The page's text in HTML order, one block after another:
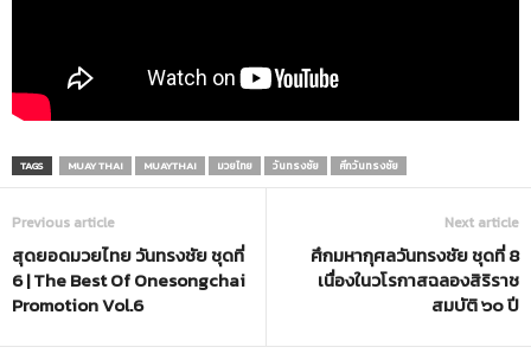
TAGS MUAY THAI MUAYTHAI มวยไทย วันทรงชัย ศึกวันทรงชัย
Previous article
สุดยอดมวยไทย วันทรงชัย ชุดที่
6 | The Best Of Onesongchai
Promotion Vol.6
Next article
ศึกมหากุศลวันทรงชัย ชุดที่ 8
เนื่องในวโรกาสฉลองสิริราช
สมบัติ ๖๐ ปี